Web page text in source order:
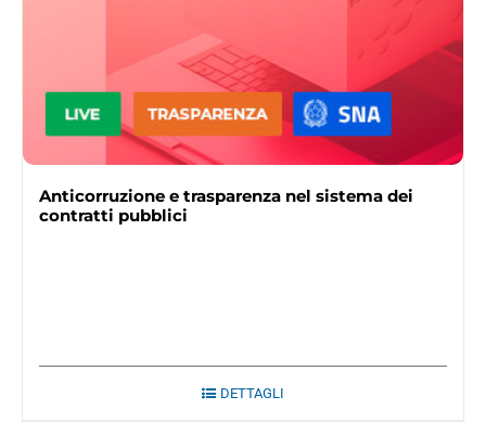
Anticorruzione e trasparenza nel sistema dei
contratti pubblici
DETTAGLI